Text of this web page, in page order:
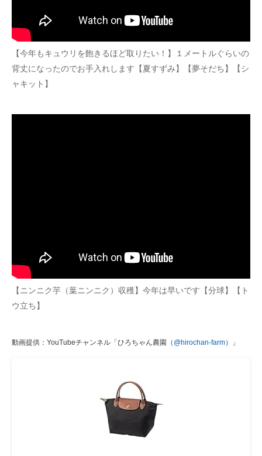
【今年もキュウリを飽きるほど取りたい！】１メートルぐらいの
背丈になったのでお手入れします【夏すずみ】【夢そだち】【シ
ャキット】
【ニンニク芋（葉ニンニク）収穫】今年は早いです【分球】【ト
ウ立ち】
動画提供：YouTubeチャンネル「ひろちゃん農園（ @hirochan-farm）」